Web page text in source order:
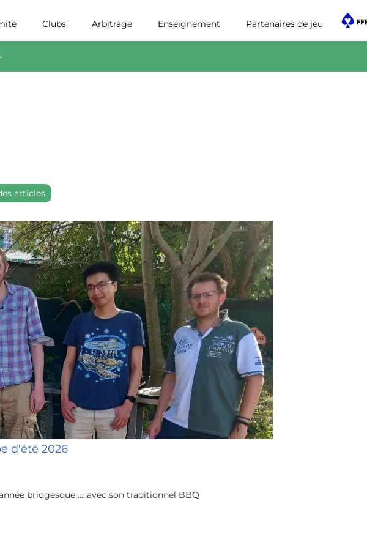
Clubs Arbitrage Enseignement Partenaires de jeu
articles
2026
bridgesque .....avec son traditionnel BBQ